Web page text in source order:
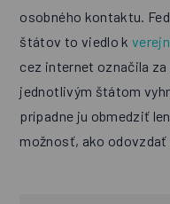
osobného kontaktu.
štátov to viedlo k
cez internet označila
jednotlivým štátom
prípadne ju obmedziť
možnosť, ako odovzdať